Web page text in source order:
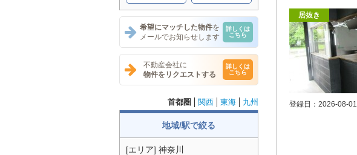
希望にマッチした物件を
メールでお知らせします
詳しくは
こちら
不動産会社に
物件をリクエストする
詳しくは
こちら
首都圏 関西 東海 九州
地域/駅で絞る
[エリア] 神奈川
居抜き
登録日：2026-08-01